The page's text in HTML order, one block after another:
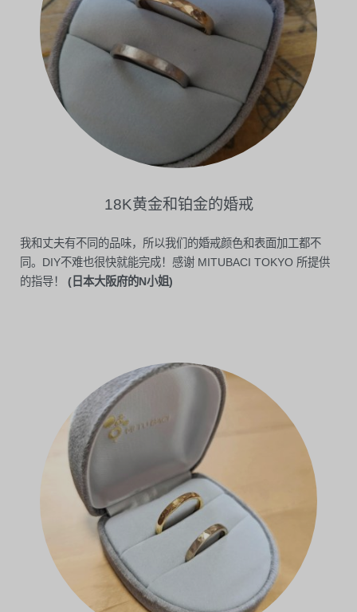
18K黄金和铂金的婚戒
我和丈夫有不同的品味，所以我们的婚戒颜色和表面加工都不
同。DIY不难也很快就能完成！感谢 MITUBACI TOKYO 所提供
的指导！ (日本大阪府的N小姐)